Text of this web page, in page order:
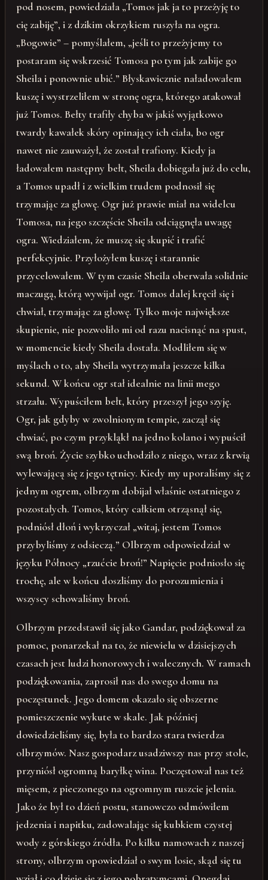
pod nosem, powiedziała „Tomos jak ja to przeżyję to
cię zabiję”, i z dzikim okrzykiem ruszyła na ogra.
„Bogowie” – pomyślałem, „jeśli to przeżyjemy to
postaram się wskrzesić Tomosa po tym jak zabije go
Sheila i ponownie ubić.” Błyskawicznie naładowałem
kuszę i wystrzeliłem w stronę ogra, którego atakował
już Tomos. Bełty trafiły chyba w jakiś wyjątkowo
twardy kawałek skóry opinający ich ciała, bo ogr
nawet nie zauważył, że został trafiony. Kiedy ja
ładowałem następny bełt, Sheila dobiegała już do celu,
a Tomos upadł i z wielkim trudem podnosił się
trzymając za głowę. Ogr już prawie miał na widelcu
Tomosa, na jego szczęście Sheila odciągnęła uwagę
ogra. Wiedziałem, że muszę się skupić i trafić
perfekcyjnie. Przyłożyłem kuszę i starannie
przycelowałem. W tym czasie Sheila oberwała solidnie
maczugą, którą wywijał ogr. Tomos dalej kręcił się i
chwiał, trzymając za głowę. Tylko moje największe
skupienie, nie pozwoliło mi od razu nacisnąć na spust,
w momencie kiedy Sheila dostała. Modliłem się w
myślach o to, aby Sheila wytrzymała jeszcze kilka
sekund. W końcu ogr stał idealnie na linii mego
strzału. Wypuściłem bełt, który przeszył jego szyję.
Ogr, jak gdyby w zwolnionym tempie, zaczął się
chwiać, po czym przykląkł na jedno kolano i wypuścił
swą broń. Życie szybko uchodziło z niego, wraz z krwią
wylewającą się z jego tętnicy. Kiedy my uporaliśmy się z
jednym ogrem, olbrzym dobijał właśnie ostatniego z
pozostałych. Tomos, który całkiem otrząsnął się,
podniósł dłoń i wykrzyczał „witaj, jestem Tomos
przybyliśmy z odsieczą.” Olbrzym odpowiedział w
języku Północy „rzućcie broń!” Napięcie podniosło się
trochę, ale w końcu doszliśmy do porozumienia i
wszyscy schowaliśmy broń.
Olbrzym przedstawił się jako Gandar, podziękował za
pomoc, ponarzekał na to, że niewielu w dzisiejszych
czasach jest ludzi honorowych i walecznych. W ramach
podziękowania, zaprosił nas do swego domu na
poczęstunek. Jego domem okazało się obszerne
pomieszczenie wykute w skale. Jak później
dowiedzieliśmy się, była to bardzo stara twierdza
olbrzymów. Nasz gospodarz usadziwszy nas przy stole,
przyniósł ogromną baryłkę wina. Poczęstował nas też
mięsem, z pieczonego na ogromnym ruszcie jelenia.
Jako że był to dzień postu, stanowczo odmówiłem
jedzenia i napitku, zadowalając się kubkiem czystej
wody z górskiego źródła. Po kilku namowach z naszej
strony, olbrzym opowiedział o swym losie, skąd się tu